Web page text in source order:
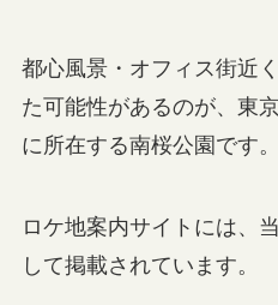
都心風景・オフィス街近
た可能性があるのが、東
に所在する南桜公園です。
ロケ地案内サイトには、
して掲載されています。